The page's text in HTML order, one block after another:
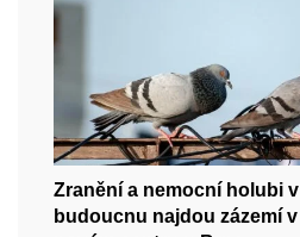
Zranění a nemocní holubi v
budoucnu najdou zázemí v